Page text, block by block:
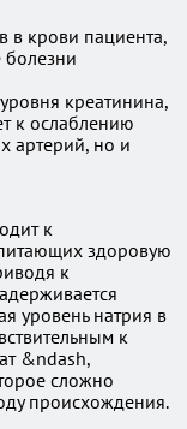
крови пациента,
болезни
креатинина,
к ослаблению
артерий, но и
к
здоровую
к
уровень натрия в
к
&ndash,
сложно
происхождения.